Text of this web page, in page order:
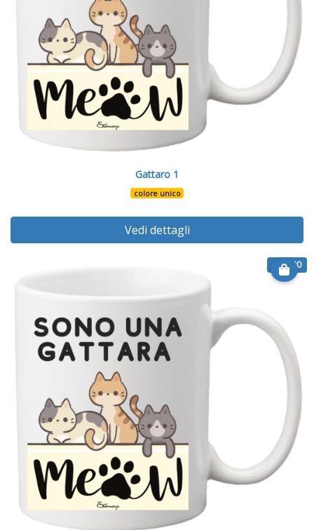
Gattaro 1
colore unico
Vedi dettagli
€ 12.90